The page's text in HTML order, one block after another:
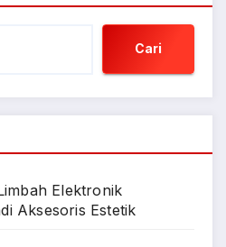
Cari
Elektronik
Aksesoris Estetik